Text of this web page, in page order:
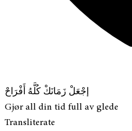
إجْعَلْ زَمَانَكْ كُلَّهُ أَفْرَاحْ
Gjør all din tid full av glede
Transliterate